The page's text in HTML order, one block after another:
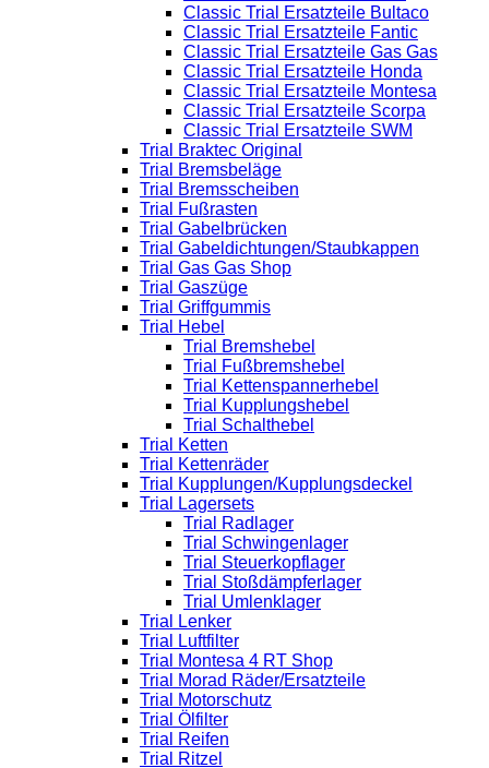
Classic Trial Ersatzteile Bultaco
Classic Trial Ersatzteile Fantic
Classic Trial Ersatzteile Gas Gas
Classic Trial Ersatzteile Honda
Classic Trial Ersatzteile Montesa
Classic Trial Ersatzteile Scorpa
Classic Trial Ersatzteile SWM
Trial Braktec Original
Trial Bremsbeläge
Trial Bremsscheiben
Trial Fußrasten
Trial Gabelbrücken
Trial Gabeldichtungen/Staubkappen
Trial Gas Gas Shop
Trial Gaszüge
Trial Griffgummis
Trial Hebel
Trial Bremshebel
Trial Fußbremshebel
Trial Kettenspannerhebel
Trial Kupplungshebel
Trial Schalthebel
Trial Ketten
Trial Kettenräder
Trial Kupplungen/Kupplungsdeckel
Trial Lagersets
Trial Radlager
Trial Schwingenlager
Trial Steuerkopflager
Trial Stoßdämpferlager
Trial Umlenklager
Trial Lenker
Trial Luftfilter
Trial Montesa 4 RT Shop
Trial Morad Räder/Ersatzteile
Trial Motorschutz
Trial Ölfilter
Trial Reifen
Trial Ritzel